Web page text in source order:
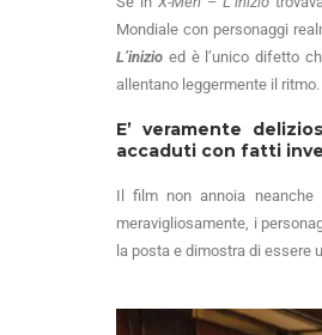
Mondiale con personaggi
L’inizio ed è l’unico difetto
allentano leggermente il ritmo.
E’ veramente
accaduti con fatti
Il film non annoia neanche
meravigliosamente, i
la posta e dimostra di essere